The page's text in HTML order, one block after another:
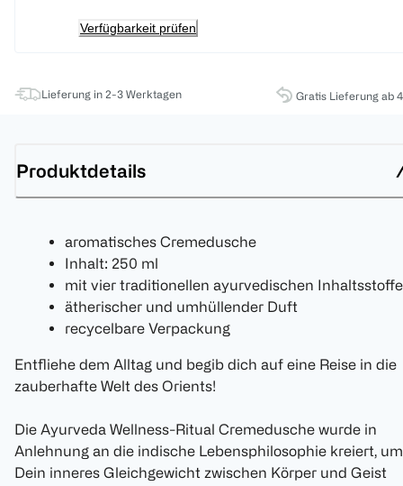
Verfügbarkeit prüfen
Lieferung in 2-3 Werktagen Gratis Lieferung ab
Produktdetails
aromatisches Cremedusche
Inhalt: 250 ml
mit vier traditionellen ayurvedischen
ätherischer und umhüllender Duft
recycelbare Verpackung
Entfliehe dem Alltag und begib dich auf eine Reise in die
zauberhafte Welt des Orients!
Die Ayurveda Wellness-Ritual Cremedusche wurde in
Anlehnung an die indische Lebensphilosophie kreiert, um
Dein inneres Gleichgewicht zwischen Körper und Geist